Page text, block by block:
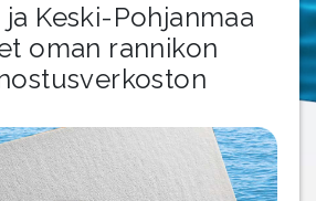
Keski-Pohjanmaa
oman rannikon